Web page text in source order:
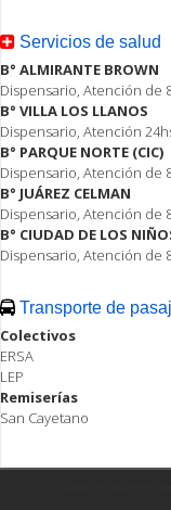
Servicios de salud
B° ALMIRANTE BROWN
Dispensario, Atención de
B° VILLA LOS LLANOS
Dispensario, Atención
B° PARQUE NORTE (CIC)
Dispensario, Atención de
B° JUÁREZ CELMAN
Dispensario, Atención de
B° CIUDAD DE LOS
Dispensario, Atención de
Transporte de
Colectivos
ERSA
LEP
Remiserías
San Cayetano